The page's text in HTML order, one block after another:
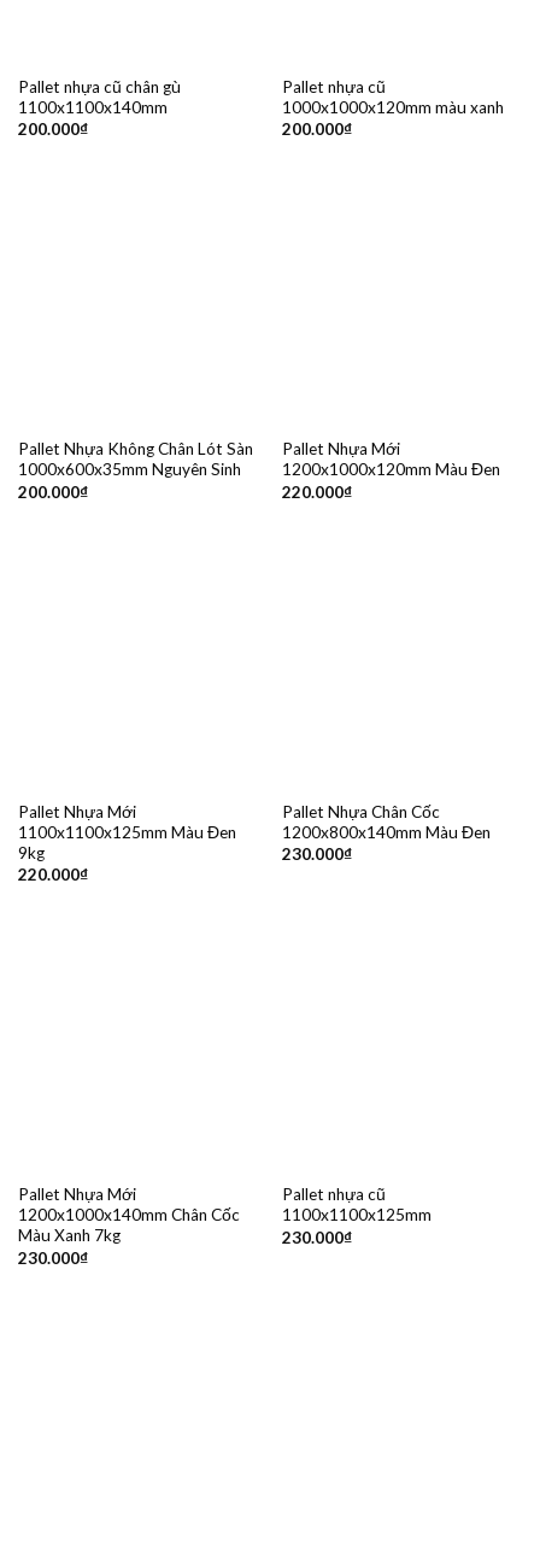
Pallet nhựa cũ chân gù
1100x1100x140mm
200.000₫
Pallet nhựa cũ
1000x1000x120mm màu xanh
200.000₫
Pallet Nhựa Không Chân Lót Sàn
1000x600x35mm Nguyên Sinh
200.000₫
Pallet Nhựa Mới
1200x1000x120mm Màu Đen
220.000₫
Pallet Nhựa Mới
1100x1100x125mm Màu Đen
9kg
220.000₫
Pallet Nhựa Chân Cốc
1200x800x140mm Màu Đen
230.000₫
Pallet Nhựa Mới
1200x1000x140mm Chân Cốc
Màu Xanh 7kg
230.000₫
Pallet nhựa cũ
1100x1100x125mm
230.000₫